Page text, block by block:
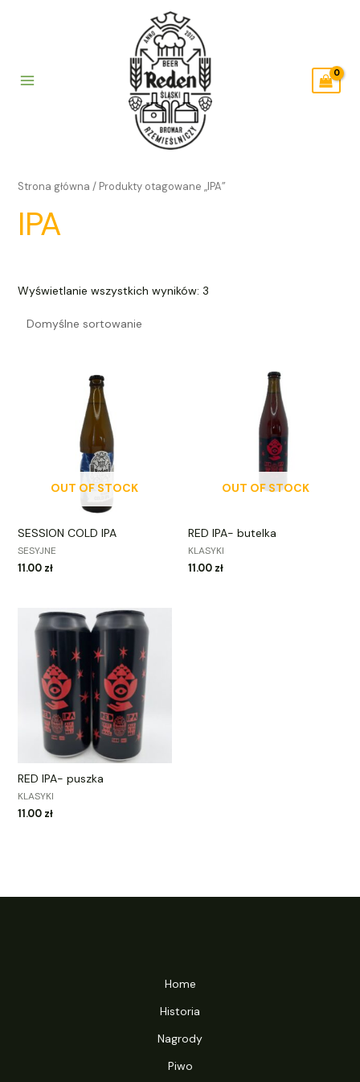
Strona główna / Produkty otagowane „IPA”
IPA
Wyświetlanie wszystkich wyników: 3
OUT OF STOCK
SESSION COLD IPA
SESYJNE
11.00 zł
OUT OF STOCK
RED IPA- butelka
KLASYKI
11.00 zł
RED IPA- puszka
KLASYKI
11.00 zł
Home
Historia
Nagrody
Piwo